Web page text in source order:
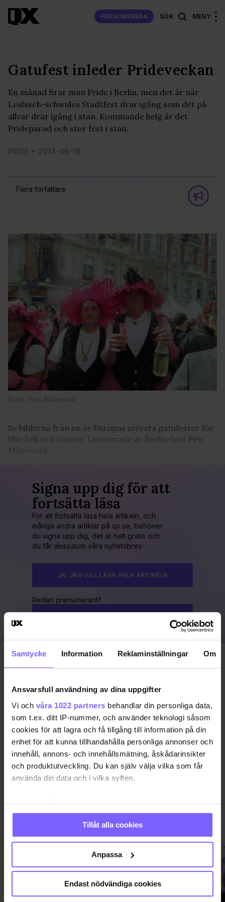
Samtycke Information Reklaminställningar Om
Ansvarsfull användning av dina uppgifter
Vi och våra 1022 partners behandlar din personliga data,
som t.ex. ditt IP-nummer, och använder teknologi såsom
cookies för att lagra och få tillgång till information på din
enhet för att kunna tillhandahålla personliga annonser och
innehåll, annons- och innehållsmätning, åskådarinsikter
och produktutveckling. Du kan själv välja vilka som får
använda din data och i vilka syften.
Med din tillåtelse skulle vi även vilja:
Samla in information om din geografiska plats
som kan ha en noggrannhet på upp till flera meter
Identifiera din enhet genom att aktivt skanna den
för specifika kännetecken (fingeravtryck)
Ta reda på mer om hur dina personliga uppgifter
Du kan ändra eller dra tillbaka ditt samtycke när som
Tillåt alla cookies
Anpassa
Endast nödvändiga cookies
PRENUMERERA SÖK MENY
Flera författare
Gatufest inleder Prideveckan
En månad firar man Pride i Berlin, men det är när
Lesbisch-schwules Stadtfest drar igång som det på
allvar drar igång i stan. Kommande helg är det
Prideparad och stor fest i stan.
PRIDE 2014-06-16
Foto: Peo Månestad
Se bilderna från en av Europas största gatufester för
hbt-folk och vänner. Levererade av Berlin-bon Peo
Signa upp dig för att
fortsätta läsa
För att fortsätta läsa hela artikeln, och
många andra artiklar på qx.se, behöver
du signa upp dig, det är helt gratis och
du får dessutom våra nyhetsbrev.
JA, JAG VILL LÄSA HELA ARTIKELN
Redan prenumerant?
Publicerad 2014-06-16
BERLIN
DELA DEN HÄR ARTIKELN